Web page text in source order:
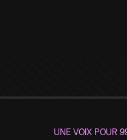
UNE VOIX POUR